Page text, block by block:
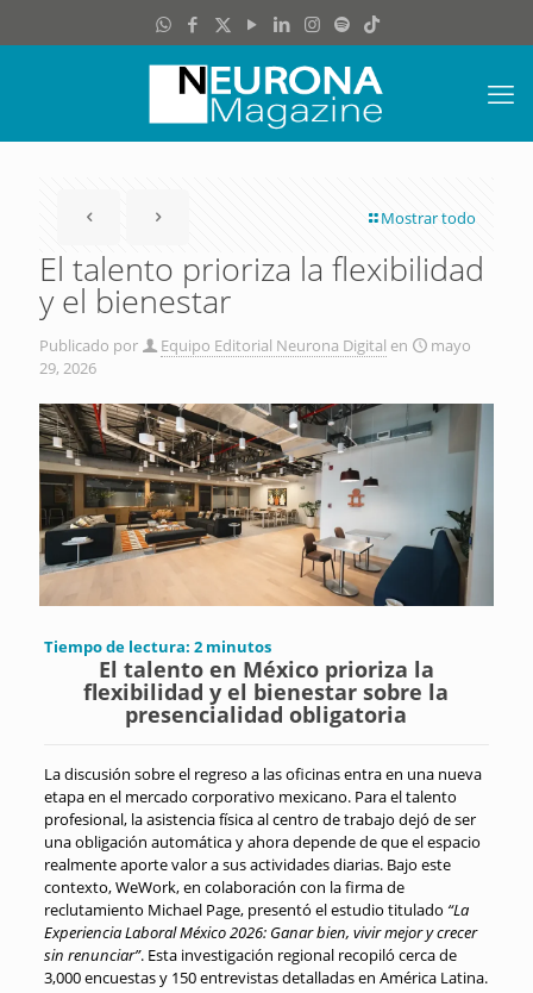
Mostrar todo
El talento prioriza la flexibilidad
y el bienestar
Publicado por Equipo Editorial Neurona Digital en
mayo
29, 2026
Tiempo de lectura: 2 minutos
El talento en México prioriza la
flexibilidad y el bienestar sobre la
presencialidad obligatoria
La discusión sobre el regreso a las oficinas entra en una nueva
etapa en el mercado corporativo mexicano. Para el talento
profesional, la asistencia física al centro de trabajo dejó de ser
una obligación automática y ahora depende de que el espacio
realmente aporte valor a sus actividades diarias. Bajo este
contexto, WeWork, en colaboración con la firma de
reclutamiento Michael Page, presentó el estudio titulado “La
Experiencia Laboral México 2026: Ganar bien, vivir mejor y crecer
sin renunciar”. Esta investigación regional recopiló cerca de
3,000 encuestas y 150 entrevistas detalladas en América Latina.